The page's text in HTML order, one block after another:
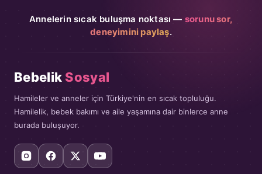
Annelerin sıcak buluşma noktası — sorunu sor,
deneyimini paylaş.
Bebelik Sosyal
Hamileler ve anneler için Türkiye'nin en sıcak topluluğu.
Hamilelik, bebek bakımı ve aile yaşamına dair binlerce anne
burada buluşuyor.